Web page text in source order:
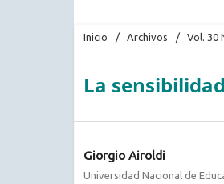
Inicio / Archivos / Vol. 30
La
Giorgio Airoldi
Universidad Nacional de